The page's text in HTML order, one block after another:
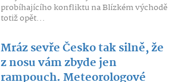
probíhajícího konfliktu na Blízkém východě
totiž opět...
Mráz sevře Česko tak silně, že
z nosu vám zbyde jen
rampouch. Meteorologové